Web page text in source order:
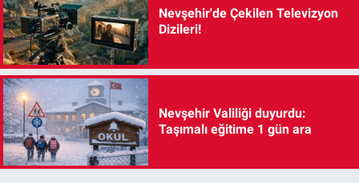
Nevşehir'de Çekilen Televizyon
Dizileri!
Nevşehir Valiliği duyurdu:
Taşımalı eğitime 1 gün ara